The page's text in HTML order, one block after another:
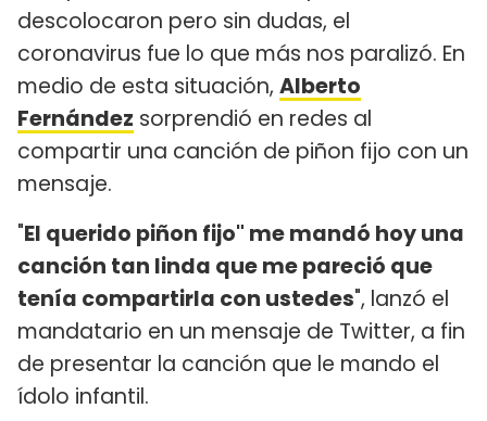
descolocaron pero sin dudas, el
coronavirus fue lo que más nos paralizó. En
medio de esta situación, Alberto
Fernández sorprendió en redes al
compartir una canción de piñon fijo con un
mensaje.
"El querido piñon fijo" me mandó hoy una
canción tan linda que me pareció que
tenía compartirla con ustedes", lanzó el
mandatario en un mensaje de Twitter, a fin
de presentar la canción que le mando el
ídolo infantil.